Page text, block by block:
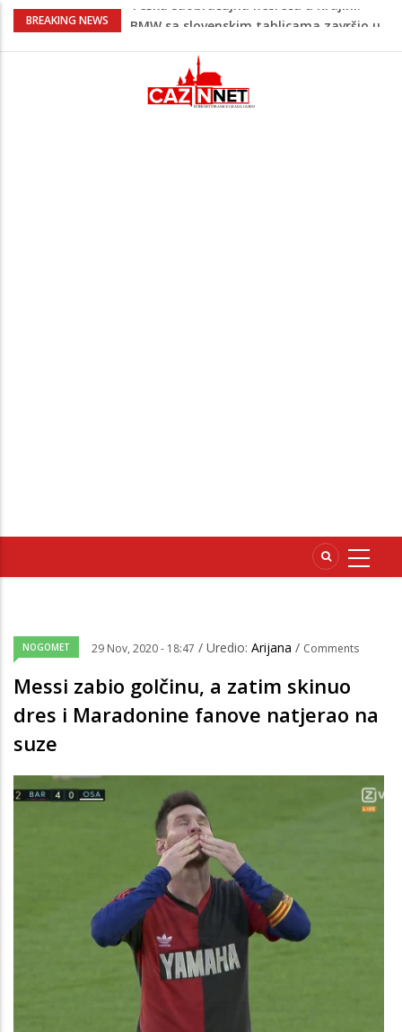
BREAKING NEWS
Evo gdje i kada nestaje struja u Krajini
Veće plate za hiljade zaposlenih u
Unsko-sanskom kantonu
Promet kroz Hormuški moreuz drastično
NOGOMET 29 Nov, 2020 - 18:47 / Uredio: Arijana / Comments
Messi zabio golčinu, a zatim skinuo
dres i Maradonine fanove natjerao na
suze